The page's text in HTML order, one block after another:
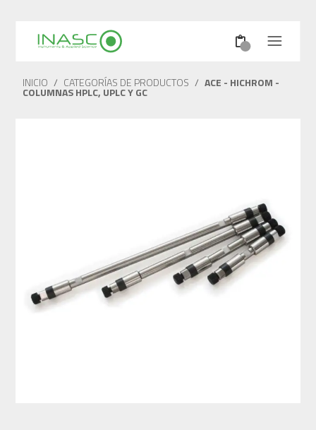
INICIO / CATEGORÍAS DE PRODUCTOS / ACE - HICHROM -
COLUMNAS HPLC, UPLC Y GC